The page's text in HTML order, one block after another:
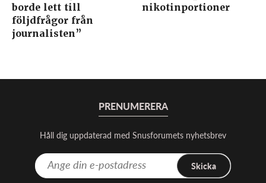
borde lett till
följdfrågor från
journalisten”
nikotinportioner
PRENUMERERA
Håll dig uppdaterad med Snusforumets nyhetsbrev
Skicka